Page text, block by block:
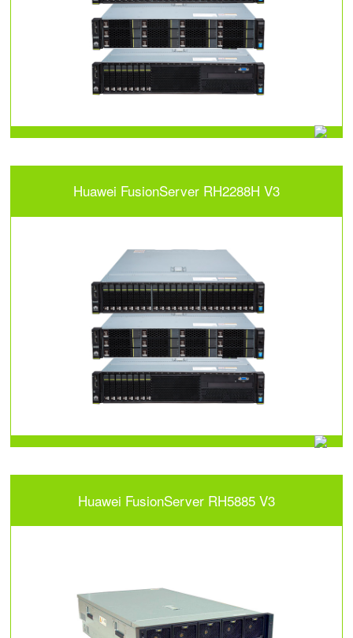
Huawei FusionServer RH2288H V3
Huawei FusionServer RH5885 V3